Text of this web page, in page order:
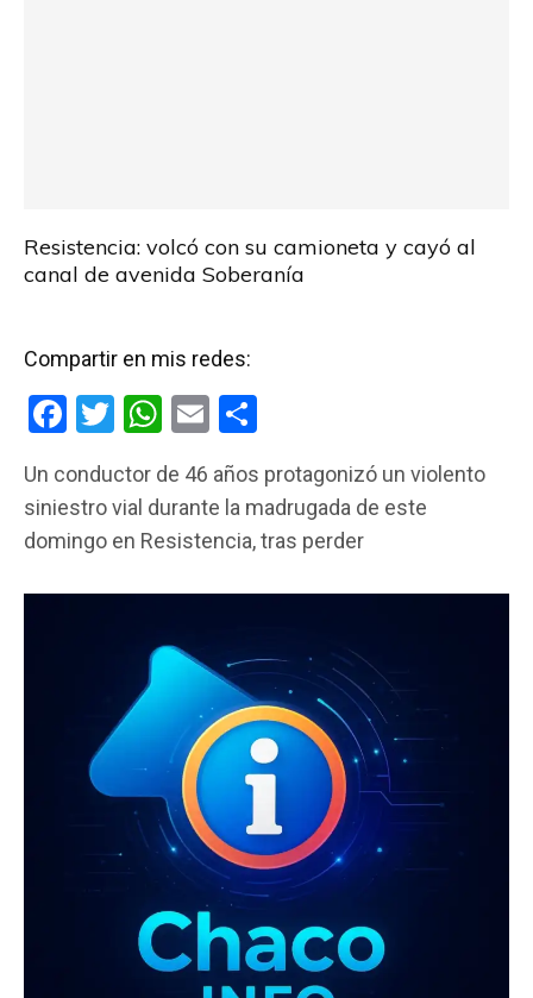
Resistencia: volcó con su camioneta y cayó al
canal de avenida Soberanía
Compartir en mis redes:
F
ce
b
o
o
T
tt
er
W
at
s
p
p
E
ail m
p
tir
Un conductor de 46 años protagonizó un violento
siniestro vial durante la madrugada de este
domingo en Resistencia, tras perder